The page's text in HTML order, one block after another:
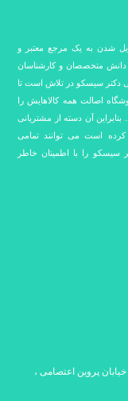
سیسکو در سال 1400 با هدف تبدیل شدن به یک مرجع معتبر و
دانش متخصصان و کارشناسان
دکتر سیسکو در تلاش است تا
اصالت همه کالاهایش را
آن دسته از مشتریانی
کرده است می توانند تمامی
سیسکو را با اطمینان خاطر
پروین اعتصامی ،